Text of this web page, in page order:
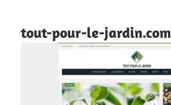
tout-pour-le-jardin.com